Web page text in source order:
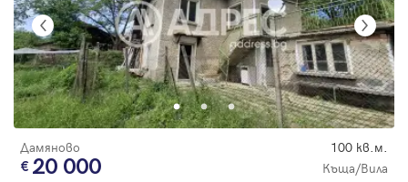
Дамяново 100 кв.м.
20 000 Къща/Вила